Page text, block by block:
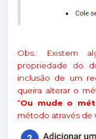
Obs.: Existem
propriedade do
inclusão de um
queira alterar o
“Ou mude o
método através de